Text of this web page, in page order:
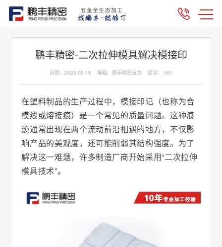
鹏丰精密-二次拉伸模具解决模接印
日期：2025-03-15 编辑：鹏丰精密五金 阅读： 981
在塑料制品的生产过程中，模接印记（也称为合
模线或熔接痕）是一个常见的质量问题。这种痕
迹通常出现在两个流动前沿相遇的地方，不仅影
响产品的美观度，还可能削弱其结构强度。为了
解决这一难题，许多制造厂商开始采用“二次拉伸
模具技术”。